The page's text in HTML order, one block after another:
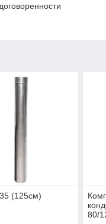
(125см)
80/